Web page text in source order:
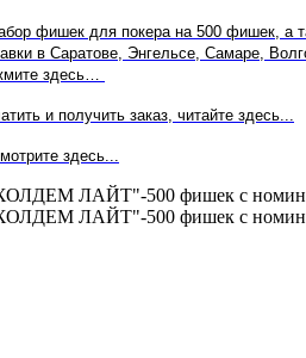
фишек для покера на 500 фишек, а
в Саратове, Энгельсе, Самаре,
здесь…
и получить заказ, читайте здесь...
здесь...